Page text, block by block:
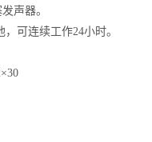
声器。
可连续工作24小时。